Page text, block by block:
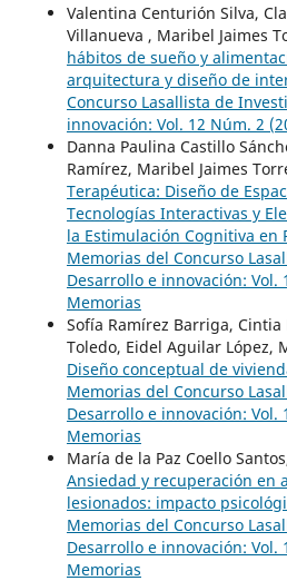
Valentina Centurión Silva,
Villanueva , Maribel Jaimes
hábitos de sueño y
arquitectura y diseño de
Concurso Lasallista de
innovación: Vol. 12 Núm. 2
Danna Paulina Castillo
Ramírez, Maribel Jaimes
Terapéutica: Diseño de
Tecnologías Interactivas y
la Estimulación Cognitiva en
Memorias del Concurso
Desarrollo e innovación: Vol.
Memorias
Sofía Ramírez Barriga,
Toledo, Eidel Aguilar López,
Diseño conceptual de
Memorias del Concurso
Desarrollo e innovación: Vol.
Memorias
María de la Paz Coello
Ansiedad y recuperación en
lesionados: impacto
Memorias del Concurso
Desarrollo e innovación: Vol.
Memorias